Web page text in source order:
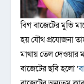
বিগ বাজেটের মুভি
হয় যৌথ প্রযোজনা
মাথায় তেল
বাজেটের ছবি হলো ‘